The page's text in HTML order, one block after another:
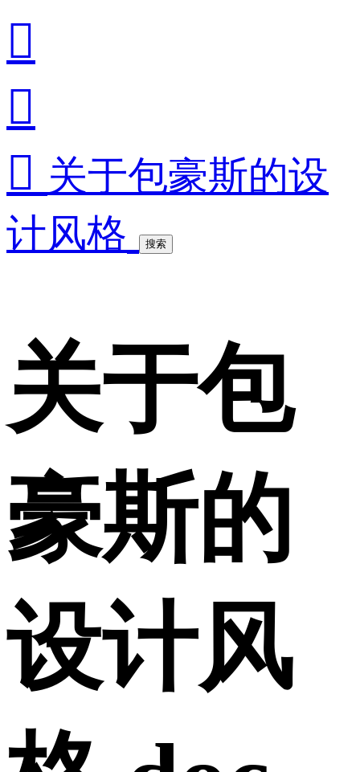


 关于包豪斯的设
计风格
搜索
关于包
豪斯的
设计风